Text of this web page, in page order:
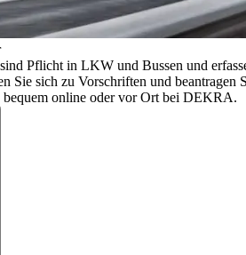
Pflicht in LKW und Bussen und
Sie sich zu Vorschriften und beantragen
bequem online oder vor Ort bei DEKRA.